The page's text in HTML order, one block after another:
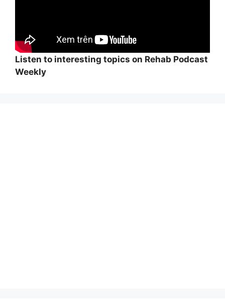
Listen to interesting topics on Rehab Podcast
Weekly